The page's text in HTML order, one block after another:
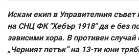
Искам екип в Управителния
на СНЦ ФК "Хебър 1918" да е без
зависими хора. В противен случай
„Черният петък“ на 13-ти юни